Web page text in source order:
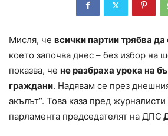
Мисля, че всички партии трябва
което започва днес – без избор на
показва, че не разбраха урока на
граждани. Надявам се през
акълът“. Това каза пред
парламента председателят на ДПС